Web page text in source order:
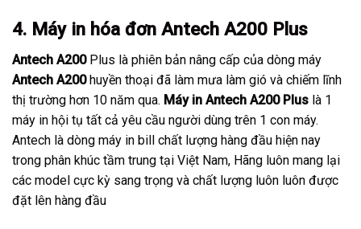
4. Máy in hóa đơn Antech A200 Plus
Antech A200Plus là phiên bản nâng cấp của dòng máy
Antech A200huyền thoại đã làm mưa làm gió và chiếm lĩnh
thị trường hơn 10 năm qua. Máy in Antech A200 Plus là 1
máy in hội tụ tất cả yêu cầu người dùng trên 1 con máy.
Antech là dòng máy in bill chất lượng hàng đầu hiện nay
trong phân khúc tầm trung tại Việt Nam, Hãng luôn mang lại
các model cực kỳ sang trọng và chất lượng luôn luôn được
đặt lên hàng đầu